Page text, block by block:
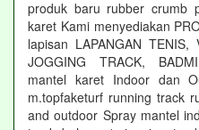
produk baru rubber crumb
karet Kami menyediakan
lapisan LAPANGAN TENIS,
JOGGING TRACK,
mantel karet Indoor dan
m.topfaketurf running track
and outdoor Spray mantel